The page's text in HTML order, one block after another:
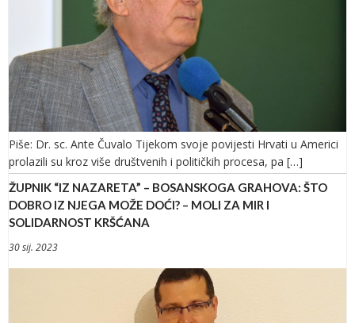
Piše: Dr. sc. Ante Čuvalo Tijekom svoje povijesti Hrvati u Americi
prolazili su kroz više društvenih i političkih procesa, pa […]
ŽUPNIK “IZ NAZARETA” – BOSANSKOGA GRAHOVA: ŠTO
DOBRO IZ NJEGA MOŽE DOĆI? – MOLI ZA MIR I
SOLIDARNOST KRŠĆANA
30 sij. 2023